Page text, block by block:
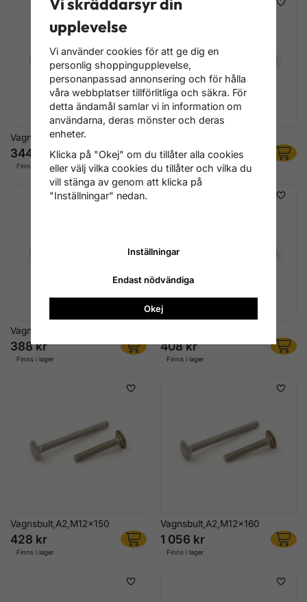
Vagnsbult,A2,M12x110
344 kr
Finns i lager
364 kr
Finns i lager
Vagnsbult,A2,M12x130
388 kr
Finns i lager
408 kr
Finns i lager
Vagnsbult,A2,M12x150
428 kr
Finns i lager
Vagnsbult,A2,M12x160
1 056 kr
Finns i lager
Vi skräddarsyr din
upplevelse
Vi använder cookies för att ge dig en
personlig shoppingupplevelse,
personanpassad annonsering och för hålla
våra webbplatser tillförlitliga och säkra. För
detta ändamål samlar vi in information om
användarna, deras mönster och deras
enheter.
Klicka på "Okej" om du tillåter alla cookies
eller välj vilka cookies du tillåter och vilka du
vill stänga av genom att klicka på
"Inställningar" nedan.
Inställningar
Endast nödvändiga
Okej